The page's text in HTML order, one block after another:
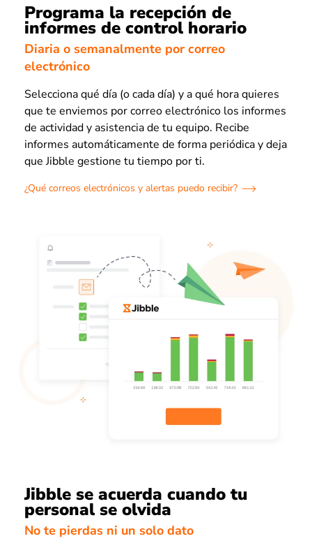
Programa la recepción de
informes de control horario
Diaria o semanalmente por correo
electrónico
Selecciona qué día (o cada día) y a qué hora quieres
que te enviemos por correo electrónico los informes
de actividad y asistencia de tu equipo. Recibe
informes automáticamente de forma periódica y deja
que Jibble gestione tu tiempo por ti.
¿Qué correos electrónicos y alertas puedo recibir?
Jibble se acuerda cuando tu
personal se olvida
No te pierdas ni un solo dato